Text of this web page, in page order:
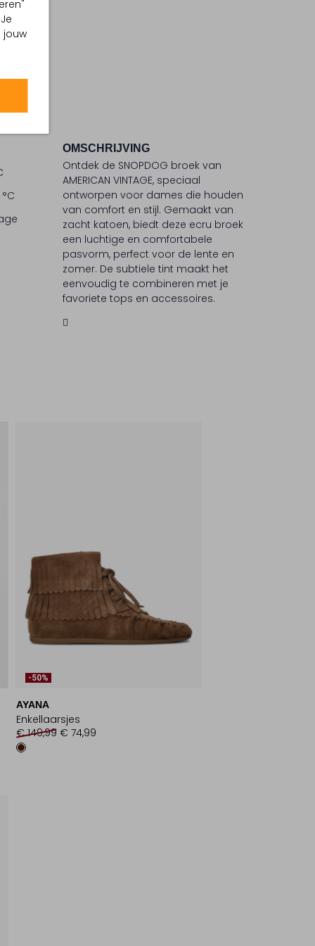
jouw
OMSCHRIJVING
Ontdek de SNOPDOG broek van
AMERICAN VINTAGE, speciaal
ontworpen voor dames die houden
van comfort en stijl. Gemaakt van
zacht katoen, biedt deze ecru broek
een luchtige en comfortabele
pasvorm, perfect voor de lente en
zomer. De subtiele tint maakt het
eenvoudig te combineren met je
favoriete tops en accessoires.
zijn tijdloze ontwerpen en
-50%
AYANA
Enkellaarsjes
€ 149,99 € 74,99